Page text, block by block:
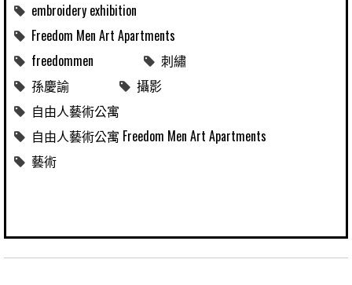
embroidery exhibition
Freedom Men Art Apartments
freedommen
刺繡
孫慶諭
攝影
自由人藝術公寓
自由人藝術公寓 Freedom Men Art Apartments
藝術